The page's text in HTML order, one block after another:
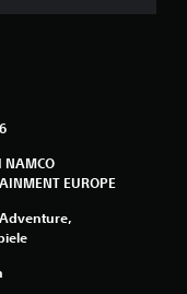
7
NAMCO
EUROPE